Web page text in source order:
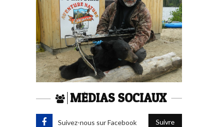
MÉDIAS SOCIAUX
Suivez-nous sur Facebook Suivre